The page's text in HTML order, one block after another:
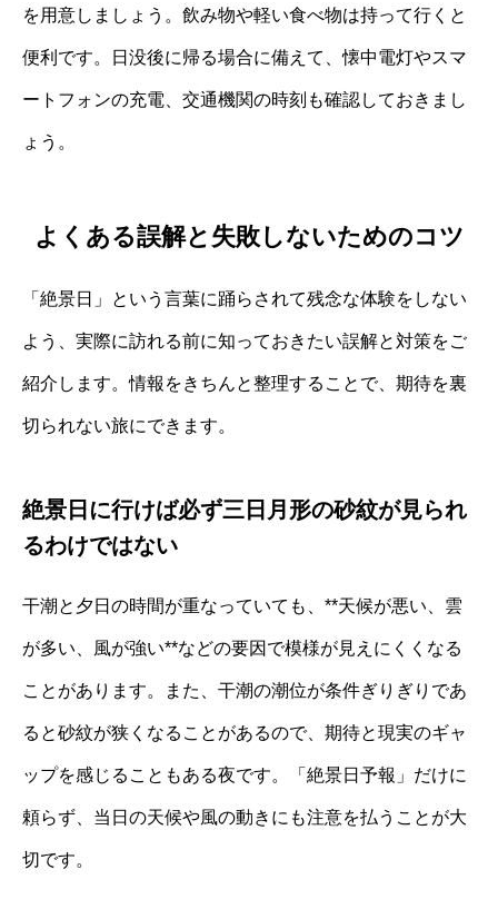
を用意しましょう。飲み物や軽い食べ物は持って行くと
便利です。日没後に帰る場合に備えて、懐中電灯やスマ
ートフォンの充電、交通機関の時刻も確認しておきまし
ょう。
よくある誤解と失敗しないためのコツ
「絶景日」という言葉に踊らされて残念な体験をしない
よう、実際に訪れる前に知っておきたい誤解と対策をご
紹介します。情報をきちんと整理することで、期待を裏
切られない旅にできます。
絶景日に行けば必ず三日月形の砂紋が見られ
るわけではない
干潮と夕日の時間が重なっていても、**天候が悪い、雲
が多い、風が強い**などの要因で模様が見えにくくなる
ことがあります。また、干潮の潮位が条件ぎりぎりであ
ると砂紋が狭くなることがあるので、期待と現実のギャ
ップを感じることもある夜です。「絶景日予報」だけに
頼らず、当日の天候や風の動きにも注意を払うことが大
切です。